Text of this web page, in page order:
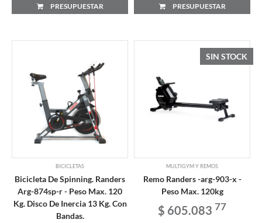
PRESUPUESTAR PRESUPUESTAR
BICICLETAS
Bicicleta De Spinning. Randers
Arg-874sp-r - Peso Max. 120
Kg. Disco De Inercia 13 Kg. Con
Bandas.
SIN STOCK
MULTIGYM Y REMOS
Remo Randers -arg-903-x -
Peso Max. 120kg
$ 605.083 77